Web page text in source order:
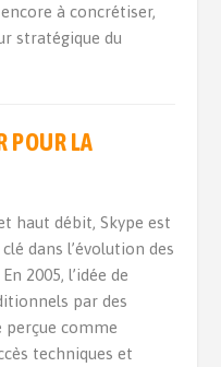
à concrétiser,
stratégique du
POUR LA
haut débit, Skype est
dans l’évolution des
2005, l’idée de
par des
comme
techniques et